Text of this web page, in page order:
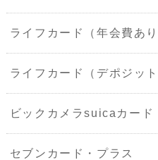
ライフカード（年会費あり
ライフカード（デポジット
ビックカメラsuicaカード
セブンカード・プラス